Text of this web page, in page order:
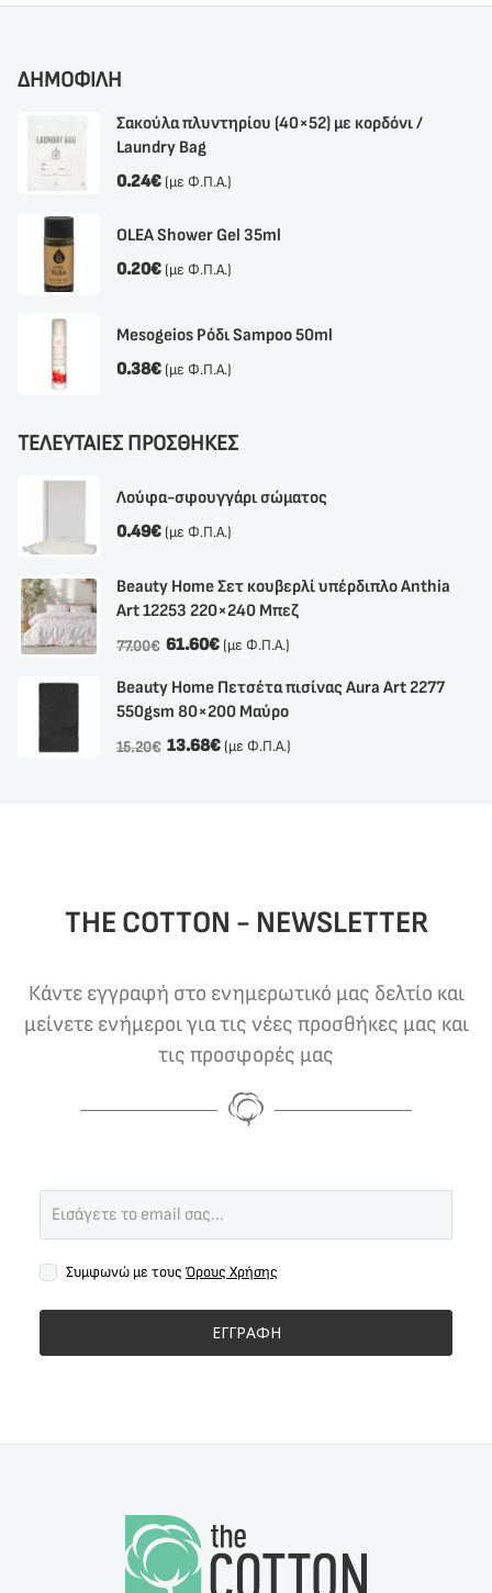
ΔΗΜΟΦΙΛΗ
Σακούλα πλυντηρίου (40×52) με κορδόνι /
Laundry Bag
0.24€ (με Φ.Π.Α.)
OLEA Shower Gel 35ml
0.20€ (με Φ.Π.Α.)
Mesogeios Ρόδι Sampoo 50ml
0.38€ (με Φ.Π.Α.)
ΤΕΛΕΥΤΑΙΕΣ ΠΡΟΣΘΗΚΕΣ
Λούφα-σφουγγάρι σώματος
0.49€ (με Φ.Π.Α.)
Beauty Home Σετ κουβερλί υπέρδιπλο Anthia
Αrt 12253 220×240 Μπεζ
77.00€ 61.60€ (με Φ.Π.Α.)
Beauty Home Πετσέτα πισίνας Aura Art 2277
550gsm 80×200 Μαύρο
15.20€ 13.68€ (με Φ.Π.Α.)
THE COTTON - NEWSLETTER
Κάντε εγγραφή στο ενημερωτικό μας δελτίο και
μείνετε ενήμεροι για τις νέες προσθήκες μας και
τις προσφορές μας
Συμφωνώ με τους Όρους Χρήσης
ΕΓΓΡΑΦΗ